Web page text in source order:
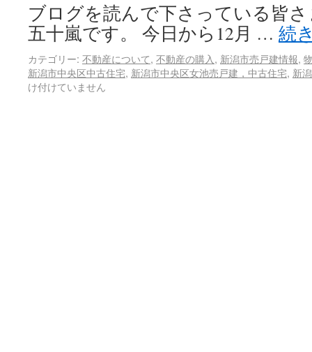
ブログを読んで下さっている皆
五十嵐です。 今日から12月 … 続
カテゴリー: 不動産について, 不動産の購入, 新潟市売戸建情報,
新潟市中央区中古住宅, 新潟市中央区女池売戸建，中古住宅, 新
け付けていません